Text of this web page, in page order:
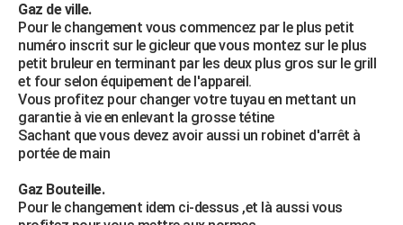
Gaz de ville.
Pour le changement vous commencez par le plus petit
numéro inscrit sur le gicleur que vous montez sur le plus
petit bruleur en terminant par les deux plus gros sur le grill
et four selon équipement de l'appareil.
Vous profitez pour changer votre tuyau en mettant un
garantie à vie en enlevant la grosse tétine
Sachant que vous devez avoir aussi un robinet d'arrêt à
portée de main
Gaz Bouteille.
Pour le changement idem ci-dessus ,et là aussi vous